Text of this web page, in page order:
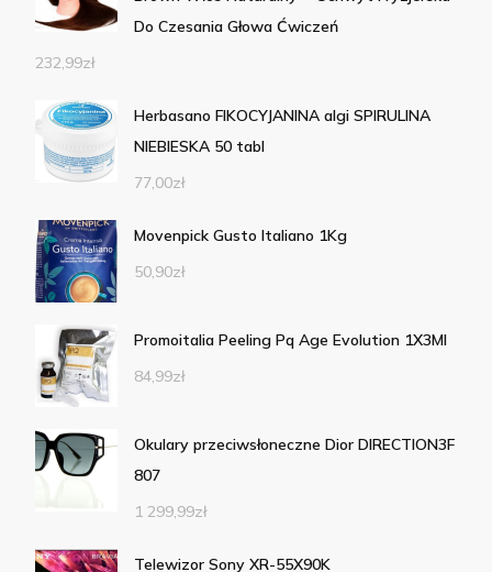
Do Czesania Głowa Ćwiczeń
232,99zł
Herbasano FIKOCYJANINA algi SPIRULINA
NIEBIESKA 50 tabl
77,00zł
Movenpick Gusto Italiano 1Kg
50,90zł
Promoitalia Peeling Pq Age Evolution 1X3Ml
84,99zł
Okulary przeciwsłoneczne Dior DIRECTION3F
807
1 299,99zł
Telewizor Sony XR-55X90K